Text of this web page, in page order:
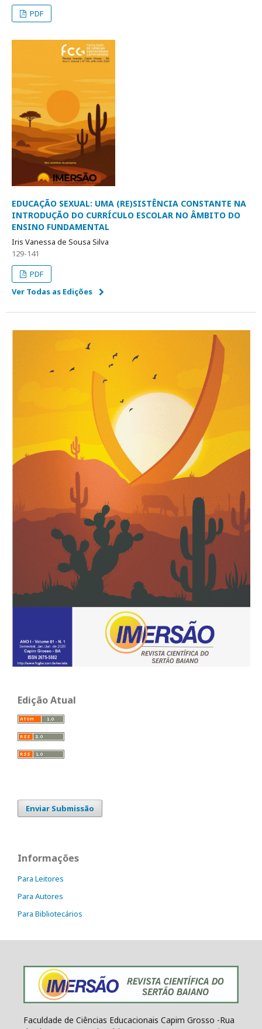
PDF
EDUCAÇÃO SEXUAL: UMA (RE)SISTÊNCIA CONSTANTE NA
INTRODUÇÃO DO CURRÍCULO ESCOLAR NO ÂMBITO DO
ENSINO FUNDAMENTAL
Iris Vanessa de Sousa Silva
129-141
PDF
Ver Todas as Edições
Edição Atual
Enviar Submissão
Informações
Para Leitores
Para Autores
Para Bibliotecários
Faculdade de Ciências Educacionais Capim Grosso -Rua